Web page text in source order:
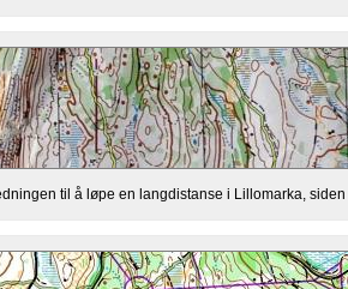
til å løpe en langdistanse i Lillomarka,